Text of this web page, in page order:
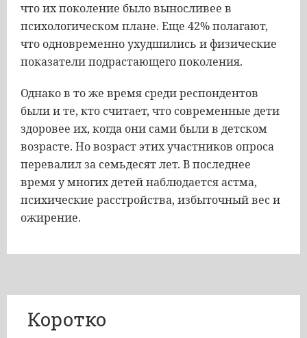
что их поколение было выносливее в
психологическом плане. Еще 42% полагают,
что одновременно ухудшились и физические
показатели подрастающего поколения.
Однако в то же время среди респондентов
были и те, кто считает, что современные дети
здоровее их, когда они сами были в детском
возрасте. Но возраст этих участников опроса
перевалил за семьдесят лет. В последнее
время у многих детей наблюдается астма,
психические расстройства, избыточный вес и
ожирение.
Коротко